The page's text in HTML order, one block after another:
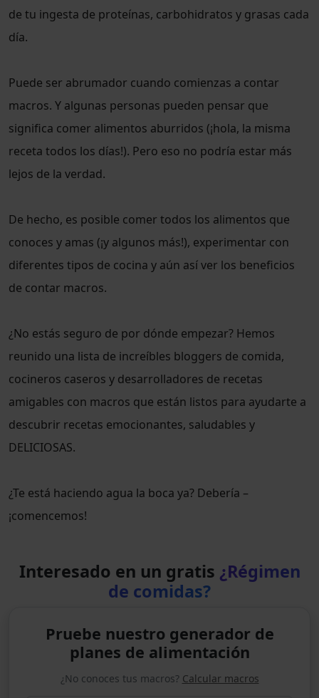
de tu ingesta de proteínas, carbohidratos y grasas cada
día.
Puede ser abrumador cuando comienzas a contar
macros. Y algunas personas pueden pensar que
significa comer alimentos aburridos (¡hola, la misma
receta todos los días!). Pero eso no podría estar más
lejos de la verdad.
De hecho, es posible comer todos los alimentos que
conoces y amas (¡y algunos más!), experimentar con
diferentes tipos de cocina y aún así ver los beneficios
de contar macros.
¿No estás seguro de por dónde empezar? Hemos
reunido una lista de increíbles bloggers de comida,
cocineros caseros y desarrolladores de recetas
amigables con macros que están listos para ayudarte a
descubrir recetas emocionantes, saludables y
DELICIOSAS.
¿Te está haciendo agua la boca ya? Debería –
¡comencemos!
Interesado en un gratis ¿Régimen
de comidas?
Pruebe nuestro generador de
planes de alimentación
¿No conoces tus macros? Calcular macros